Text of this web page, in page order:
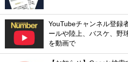
YouTubeチャンネル登録
ールや陸上、バスケ、野
を動画で